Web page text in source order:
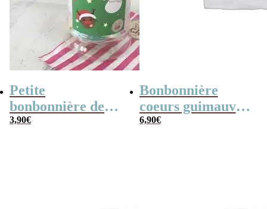
Petite
bonbonnière de
Noël – 20 Bonbons
3,90€
Bonbonnière
coeurs guimauve
x15 “Merci pour
6,90€